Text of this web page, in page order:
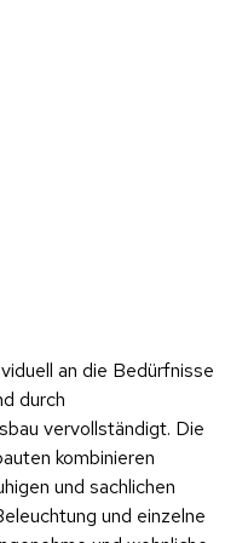
an die Bedürfnisse
durch
vervollständigt. Die
kombinieren
und sachlichen
und einzelne